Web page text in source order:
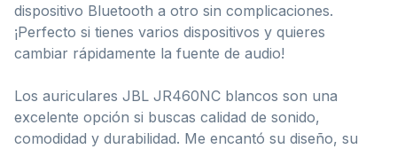
dispositivo Bluetooth a otro sin complicaciones.
¡Perfecto si tienes varios dispositivos y quieres
cambiar rápidamente la fuente de audio!
Los auriculares JBL JR460NC blancos son una
excelente opción si buscas calidad de sonido,
comodidad y durabilidad. Me encantó su diseño, su